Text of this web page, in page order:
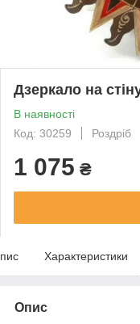
Дзеркало на
В наявності
Код: 30259
Роздріб
1 075 ₴
Характеристики
Опис